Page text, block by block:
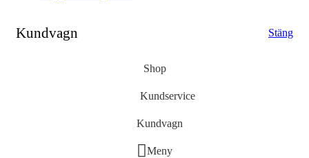
Kundvagn Stäng
Shop
Kundservice
Kundvagn
Meny